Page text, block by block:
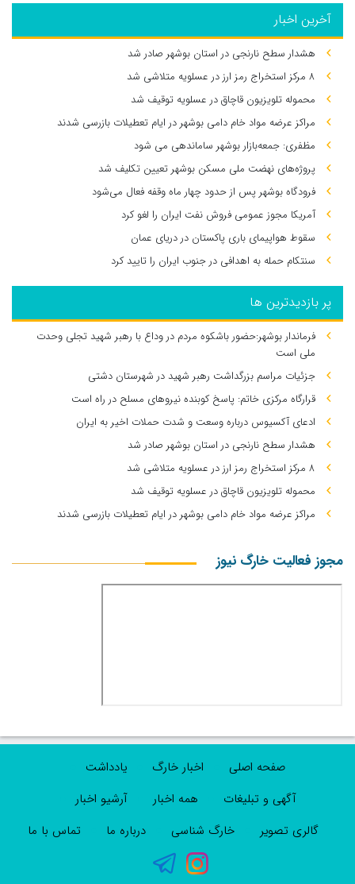
آخرین اخبار
هشدار سطح نارنجی در استان بوشهر صادر شد
۸ مرکز استخراج رمز ارز در عسلویه متلاشی شد
محموله تلویزیون قاچاق در عسلویه توقیف شد
مراکز عرضه مواد خام دامی بوشهر در ایام تعطیلات بازرسی شدند
مظفری: جمعه‌بازار بوشهر ساماندهی می‌ شود
پروژه‌های نهضت ملی مسکن بوشهر تعیین تکلیف شد
فرودگاه بوشهر پس از حدود چهار ماه وقفه فعال می‌شود
آمریکا مجوز عمومی فروش نفت ایران را لغو کرد
سقوط هواپیمای باری پاکستان در دریای عمان
سنتکام حمله به اهدافی در جنوب ایران را تایید کرد
پر بازدیدترین ها
فرماندار بوشهر:حضور باشکوه مردم در وداع با رهبر شهید تجلی وحدت
ملی است
جزئیات مراسم بزرگداشت رهبر شهید در شهرستان دشتی
قرارگاه مرکزی خاتم: پاسخ کوبنده نیروهای مسلح در راه است
ادعای آکسیوس درباره وسعت و شدت حملات اخیر به ایران
هشدار سطح نارنجی در استان بوشهر صادر شد
۸ مرکز استخراج رمز ارز در عسلویه متلاشی شد
محموله تلویزیون قاچاق در عسلویه توقیف شد
مراکز عرضه مواد خام دامی بوشهر در ایام تعطیلات بازرسی شدند
مجوز فعالیت خارگ نیوز
صفحه اصلی اخبار خارگ
یادداشت
آگهی و تبلیغات
همه اخبار
آرشیو اخبار
گالری تصویر
خارگ شناسی درباره ما تماس با ما